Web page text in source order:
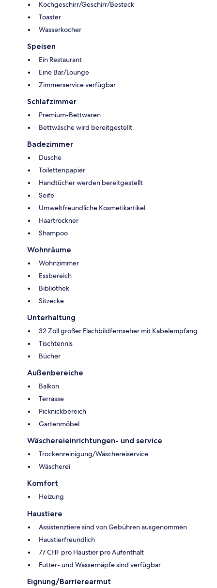
Kochgeschirr/Geschirr/Besteck
Toaster
Wasserkocher
Speisen
Ein Restaurant
Eine Bar/Lounge
Zimmerservice verfügbar
Schlafzimmer
Premium-Bettwaren
Bettwäsche wird bereitgestellt
Badezimmer
Dusche
Toilettenpapier
Handtücher werden bereitgestellt
Seife
Umweltfreundliche Kosmetikartikel
Haartrockner
Shampoo
Wohnräume
Wohnzimmer
Essbereich
Bibliothek
Sitzecke
Unterhaltung
32 Zoll großer Flachbildfernseher mit Kabelempfang
Tischtennis
Bücher
Außenbereiche
Balkon
Terrasse
Picknickbereich
Gartenmöbel
Wäschereieinrichtungen- und service
Trockenreinigung/Wäschereiservice
Wäscherei
Komfort
Heizung
Haustiere
Assistenztiere sind von Gebühren ausgenommen
Haustierfreundlich
77 CHF pro Haustier pro Aufenthalt
Futter- und Wassernäpfe sind verfügbar
Eignung/Barrierearmut